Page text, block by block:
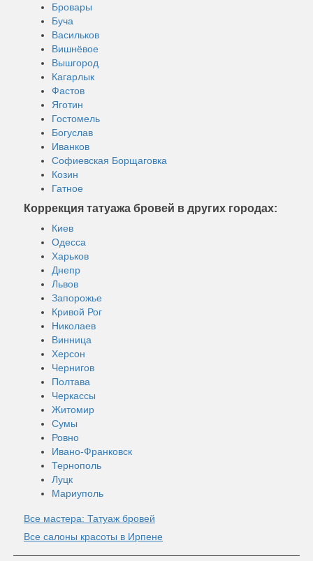
Бровары
Буча
Васильков
Вишнёвое
Вышгород
Кагарлык
Фастов
Яготин
Гостомель
Богуслав
Иванков
Софиевская Борщаговка
Козин
Гатное
Коррекция татуажа бровей в других городах:
Киев
Одесса
Харьков
Днепр
Львов
Запорожье
Кривой Рог
Николаев
Винница
Херсон
Чернигов
Полтава
Черкассы
Житомир
Сумы
Ровно
Ивано-Франковск
Тернополь
Луцк
Мариуполь
Все мастера: Татуаж бровей
Все салоны красоты в Ирпене